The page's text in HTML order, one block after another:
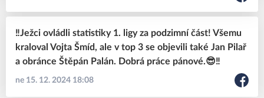
‼️Ježci ovládli statistiky 1. ligy za podzimní část! Všemu
kraloval Vojta Šmíd, ale v top 3 se objevili také Jan Pilař
a obránce Štěpán Palán. Dobrá práce pánové.😎‼️
ne 15. 12. 2024 18:08